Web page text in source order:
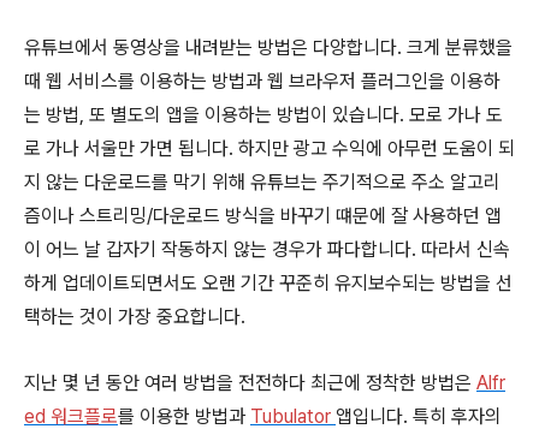
유튜브에서 동영상을 내려받는 방법은 다양합니다. 크게 분류했을
때 웹 서비스를 이용하는 방법과 웹 브라우저 플러그인을 이용하
는 방법, 또 별도의 앱을 이용하는 방법이 있습니다. 모로 가나 도
로 가나 서울만 가면 됩니다. 하지만 광고 수익에 아무런 도움이 되
지 않는 다운로드를 막기 위해 유튜브는 주기적으로 주소 알고리
즘이나 스트리밍/다운로드 방식을 바꾸기 떄문에 잘 사용하던 앱
이 어느 날 갑자기 작동하지 않는 경우가 파다합니다. 따라서 신속
하게 업데이트되면서도 오랜 기간 꾸준히 유지보수되는 방법을 선
택하는 것이 가장 중요합니다.
지난 몇 년 동안 여러 방법을 전전하다 최근에 정착한 방법은 Alfr
ed 워크플로를 이용한 방법과 Tubulator 앱입니다. 특히 후자의